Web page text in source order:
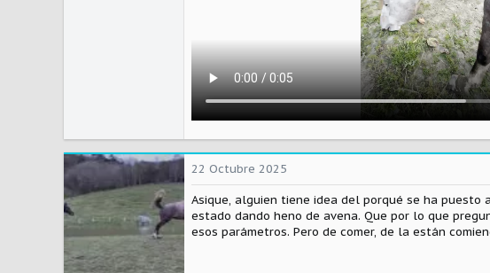
22 Octubre 2025
Asique, alguien tiene idea del porqué se ha puesto
estado dando heno de avena. Que por lo que
esos parámetros. Pero de comer, de la están